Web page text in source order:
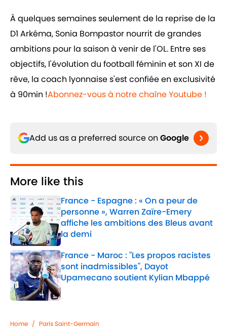
À quelques semaines seulement de la reprise de la
D1 Arkéma, Sonia Bompastor nourrit de grandes
ambitions pour la saison à venir de l'OL. Entre ses
objectifs, l'évolution du football féminin et son XI de
rêve, la coach lyonnaise s'est confiée en exclusivité
à 90min !Abonnez-vous à notre chaîne Youtube !
Add us as a preferred source on Google
More like this
France - Espagne : « On a peur de
personne », Warren Zaïre-Emery
affiche les ambitions des Bleus avant
la demi
Published by on Invalid Date
France - Maroc : "Les propos racistes
sont inadmissibles", Dayot
Upamecano soutient Kylian Mbappé
Published by on Invalid Date
Home / Paris Saint-Germain